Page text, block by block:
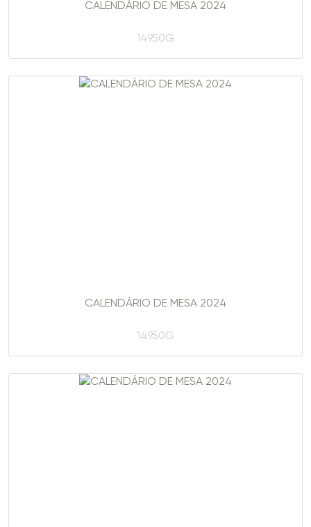
CALENDÁRIO DE MESA 2024
14950G
CALENDÁRIO DE MESA 2024
14950G